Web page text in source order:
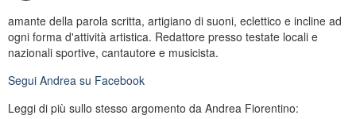
amante della parola scritta, artigiano di suoni, eclettico e incline ad
ogni forma d'attività artistica. Redattore presso testate locali e
nazionali sportive, cantautore e musicista.
Segui Andrea su Facebook
Leggi di più sullo stesso argomento da Andrea Fiorentino: